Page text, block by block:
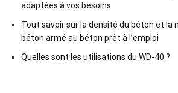
adaptées à vos besoins
Tout savoir sur la densité du béton et la
béton armé au béton prêt à l’emploi
Quelles sont les utilisations du WD-40 ?